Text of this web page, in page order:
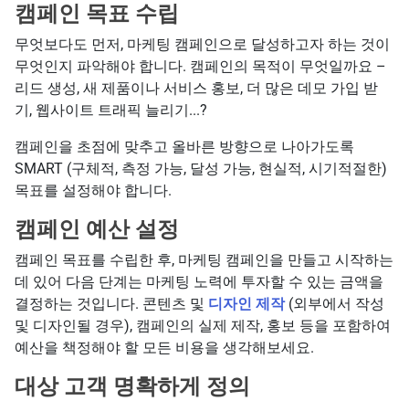
캠페인 목표 수립
무엇보다도 먼저, 마케팅 캠페인으로 달성하고자 하는 것이
무엇인지 파악해야 합니다. 캠페인의 목적이 무엇일까요 –
리드 생성, 새 제품이나 서비스 홍보, 더 많은 데모 가입 받
기, 웹사이트 트래픽 늘리기...?
캠페인을 초점에 맞추고 올바른 방향으로 나아가도록
SMART (구체적, 측정 가능, 달성 가능, 현실적, 시기적절한)
목표를 설정해야 합니다.
캠페인 예산 설정
캠페인 목표를 수립한 후, 마케팅 캠페인을 만들고 시작하는
데 있어 다음 단계는 마케팅 노력에 투자할 수 있는 금액을
결정하는 것입니다. 콘텐츠 및 디자인 제작(외부에서 작성
및 디자인될 경우), 캠페인의 실제 제작, 홍보 등을 포함하여
예산을 책정해야 할 모든 비용을 생각해보세요.
대상 고객 명확하게 정의